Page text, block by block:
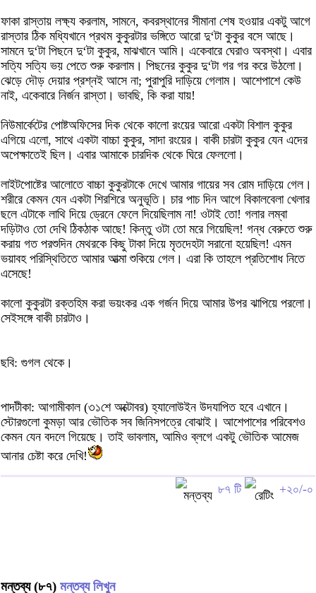
ফাকা রাস্তায় লক্ষ্য করলাম, সামনে, কবরস্থানের সীমানা শেষ হওয়ার একটু আগে
রাস্তার ঠিক মধ্যিখানে প্রথম কুকুরটার ভঙ্গিতে আরো দু‘টা কুকুর বসে আছে।
সামনে দু‘টা পিছনে দু‘টা কুকুর, মাঝখানে আমি। একেবারে ঘেরাও অবস্থা। এবার
সত্যি সত্যি ভয় পেতে শুরু করলাম। পিছনের কুকুর দু‘টা গর গর করে উঠলো।
ঝেড়ে দৌড় দেয়ার প্রশ্নই আসে না; পুরাপুরি দাড়িয়ে গেলাম। আশেপাশে কেউ
নাই, একেবারে নির্জন রাস্তা। ভাবছি, কি করা যায়!
নিউমার্কেটের পোষ্টঅফিসের দিক থেকে কালো রংয়ের আরো একটা বিশাল কুকুর
এগিয়ে এলো, সাথে একটা বাচ্চা কুকুর, সাদা রংয়ের। বাকী চারটা কুকুর যেন এদের
অপেক্ষাতেই ছিল। এবার আমাকে চারদিক থেকে ঘিরে ফেললো।
লাইটপোষ্টের আলোতে বাচ্চা কুকুরটাকে দেখে আমার গায়ের সব রোম দাড়িয়ে গেল।
শরীরে কেমন যেন একটা শিরশিরে অনুভূতি। চার পাচ দিন আগে বিকালবেলা খেলার
ছলে এটাকে লাথি দিয়ে ড্রেনে ফেলে দিয়েছিলাম না! ওটাই তো! গলার লম্বা
দড়িটাও তো দেখি ঠিকঠাক আছে! কিন্তু ওটা তো মরে গিয়েছিল! গন্ধ বেরুতে শুরু
করায় গত পরশুদিন মেথরকে কিছু টাকা দিয়ে মৃতদেহটা সরানো হয়েছিল! এমন
ভয়াবহ পরিস্থিতিতে আমার আত্মা শুকিয়ে গেল। এরা কি তাহলে প্রতিশোধ নিতে
এসেছে!
কালো কুকুরটা রক্তহিম করা ভয়ংকর এক গর্জন দিয়ে আমার উপর ঝাপিয়ে পরলো।
সেইসঙ্গে বাকী চারটাও।
ছবি: গুগল থেকে।
পাদটীকা: আগামীকাল (৩১শে অক্টোবর) হ্যালোউইন উদযাপিত হবে এখানে।
স্টোরগুলো কুমড়া আর ভৌতিক সব জিনিসপত্রে বোঝাই। আশেপাশের পরিবেশও
কেমন যেন বদলে গিয়েছে। তাই ভাবলাম, আমিও ব্লগে একটু ভৌতিক আমেজ
আনার চেষ্টা করে দেখি!
৮৭ টি +২০/-০
মন্তব্য (৮৭) মন্তব্য লিখুন